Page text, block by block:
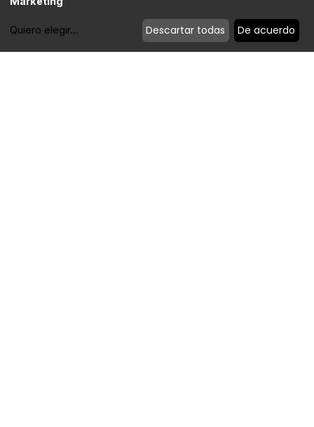
Modificar cookies
Quiero elegir... Descartar todas De acuerdo